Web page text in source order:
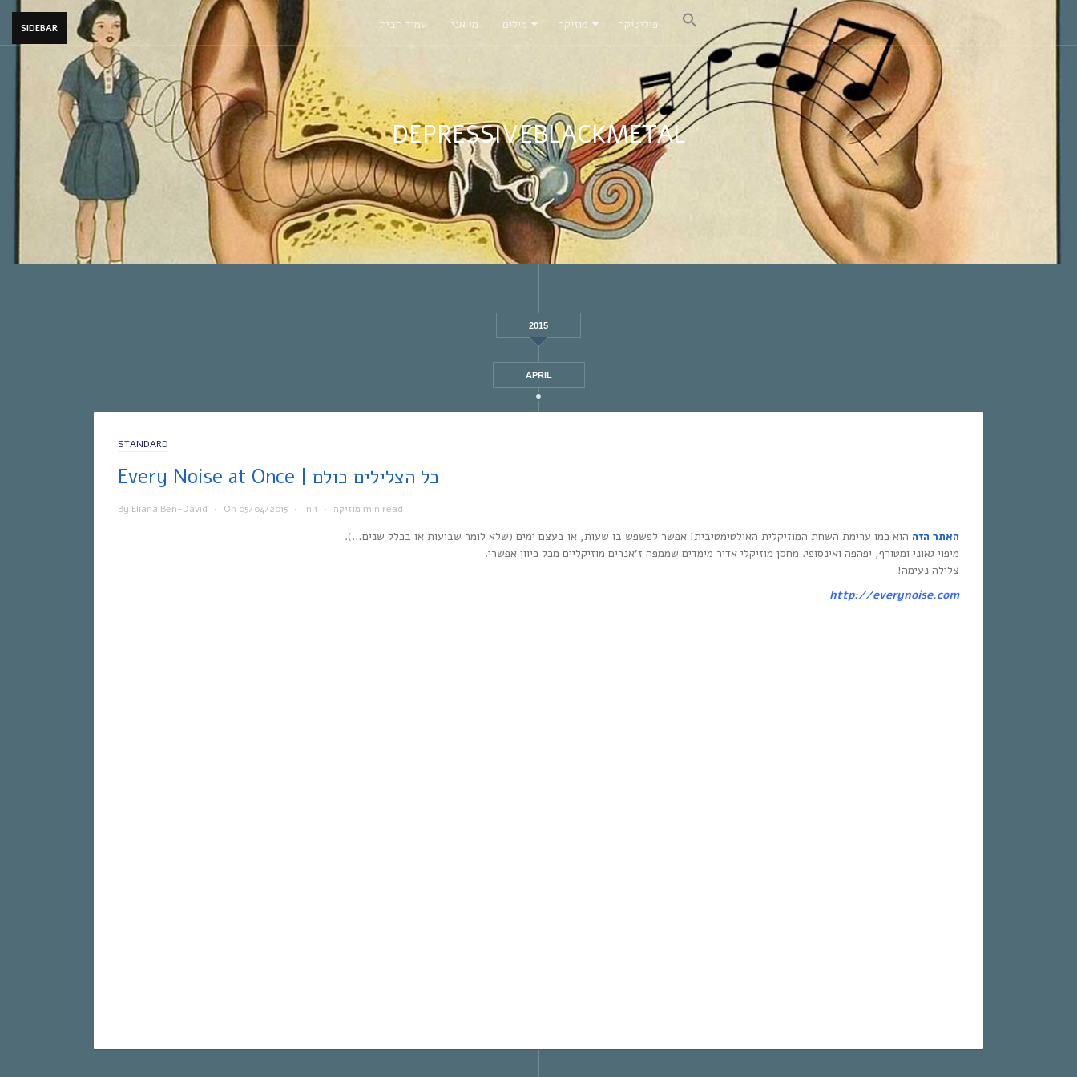
SIDEBAR עמוד הבית מי אני מילים מוזיקה פוליטיקה
DEPRESSIVEBLACKMETAL
2015
APRIL
STANDARD
Every Noise at Once | כל הצלילים כולם
By Eliana Ben-David • On 05/04/2015 • In מוזיקה • 1 min read
האתר הזה הוא כמו ערימת השחת המוזיקלית האולטימטיבית! אפשר לפשפש בו שעות, או בעצם ימים (שלא לומר שבועות או בכלל שנים…).
מיפוי גאוני ומטורף, יפהפה ואינסופי. מחסן מוזיקלי אדיר מימדים שממפה ז’אנרים מוזיקליים מכל כיוון אפשרי.
צלילה נעימה!
http://everynoise.com